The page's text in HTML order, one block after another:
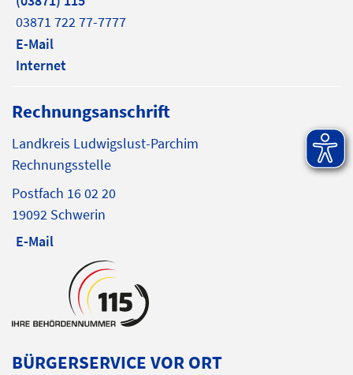
03871 722 77-7777
E-Mail
Internet
Rechnungsanschrift
Landkreis Ludwigslust-Parchim
Rechnungsstelle
Postfach 16 02 20
19092 Schwerin
E-Mail
BÜRGERSERVICE VOR ORT